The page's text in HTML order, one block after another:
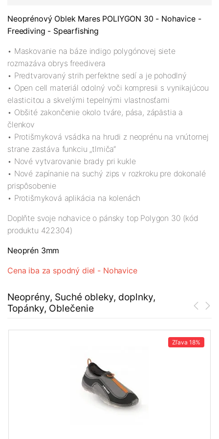
Neoprénový Oblek Mares POLIYGON 30 - Nohavice -
Freediving - Spearfishing
• Maskovanie na báze indigo polygónovej siete
rozmazáva obrys freedivera
• Predtvarovaný strih perfektne sedí a je pohodlný
• Open cell materiál odolný voči kompresii s vynikajúcou
elasticitou a skvelými tepelnými vlastnosťami
• Obšité zakončenie okolo tváre, pása, zápästia a
členkov
• Protišmyková vsádka na hrudi z neoprénu na vnútornej
strane zastáva funkciu „tlmiča“
• Nové vytvarovanie brady pri kukle
• Nové zapínanie na suchý zips v rozkroku pre dokonalé
prispôsobenie
• Protišmyková aplikácia na kolenách
Doplňte svoje nohavice o pánsky top Polygon 30 (kód
produktu 422304)
Neoprén 3mm
Cena iba za spodný diel - Nohavice
Neoprény, Suché obleky, doplnky,
Topánky, Oblečenie
Zľava 18%